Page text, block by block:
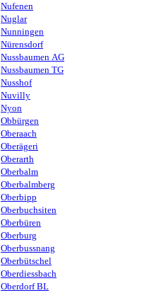
Nufenen
Nuglar
Nunningen
Nürensdorf
Nussbaumen AG
Nussbaumen TG
Nusshof
Nuvilly
Nyon
Obbürgen
Oberaach
Oberägeri
Oberarth
Oberbalm
Oberbalmberg
Oberbipp
Oberbuchsiten
Oberbüren
Oberburg
Oberbussnang
Oberbütschel
Oberdiessbach
Oberdorf BL